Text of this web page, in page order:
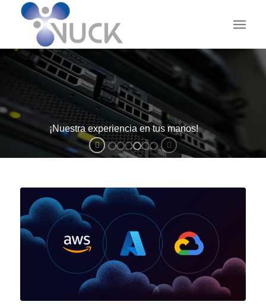
V-TICS
¡Nuestra experiencia en tus manos!